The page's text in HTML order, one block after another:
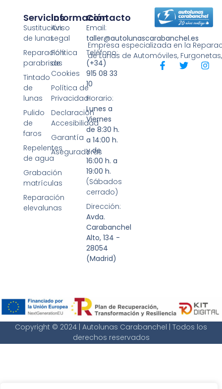
Empresa especializada en la
de Lunas de Automóviles,
Servicios
Sustitución
de lunas
Reparación
parabrisas
Tintado
de
lunas
Pulido
de
faros
Repelentes
de agua
Grabación
matrículas
Reparación
elevalunas
Información
Aviso
Legal
Política
de
Cookies
Política de
Privacidad
Declaración
Accesibilidad
Garantía
Aseguradoras
Contacto
Email:
taller@autolunascarabanchel.es
Teléfono:
(+34)
915 08 33
10
Horario:
Lunes a
Viernes
de 8:30 h.
a 14:00 h.
y de
16:00 h. a
19:00 h.
(Sábados
cerrado)
Dirección:
Avda.
Carabanchel
Alto, 134 -
28054
(Madrid)
Copyright © 2024 | Autolunas Carabanchel | Todos los
derechos reservados